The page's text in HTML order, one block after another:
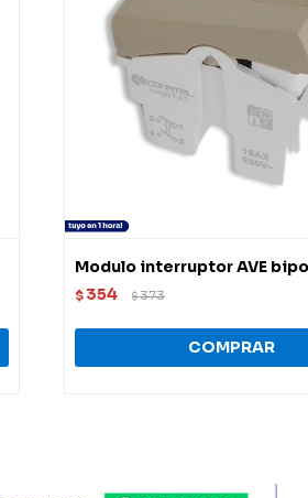
Modulo interruptor AVE
$ 354 $373